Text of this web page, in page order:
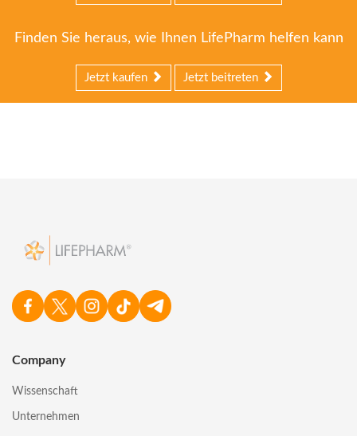
Finden Sie heraus, wie Ihnen LifePharm helfen kann
Jetzt kaufen Jetzt beitreten
Company
Wissenschaft
Unternehmen